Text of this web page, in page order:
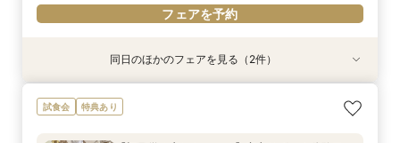
フェアを予約
特典あり
2名様～少人数プラン【送迎付きで安心】一組貸
切でおススメ♪
【遠方の方◎オンライン相談会】スマホで簡単！
豪華5大特典付き
同日のほかのフェアを見る（2件）
試食会 特典あり